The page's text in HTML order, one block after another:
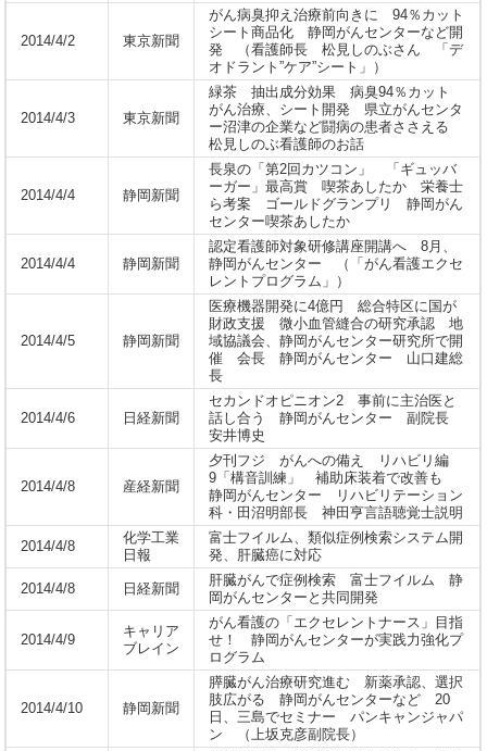
2014/4/2 東京新聞
がん病臭抑え治療前向きに 94％カット
シート商品化 静岡がんセンターなど開
発 （看護師長 松見しのぶさん 「デ
オドラント”ケア”シート」）
2014/4/3 東京新聞
緑茶 抽出成分効果 病臭94％カット
がん治療、シート開発 県立がんセンタ
ー沼津の企業など闘病の患者ささえる
松見しのぶ看護師のお話
2014/4/4 静岡新聞
長泉の「第2回カツコン」 「ギュッバ
ーガー」最高賞 喫茶あしたか 栄養士
ら考案 ゴールドグランプリ 静岡がん
センター喫茶あしたか
2014/4/4 静岡新聞
認定看護師対象研修講座開講へ 8月、
静岡がんセンター （「がん看護エクセ
レントプログラム」）
2014/4/5 静岡新聞
医療機器開発に4億円 総合特区に国が
財政支援 微小血管縫合の研究承認 地
域協議会、静岡がんセンター研究所で開
催 会長 静岡がんセンター 山口建総
長
2014/4/6 日経新聞
セカンドオピニオン2 事前に主治医と
話し合う 静岡がんセンター 副院長
安井博史
2014/4/8 産経新聞
夕刊フジ がんへの備え リハビリ編
9「構音訓練」 補助床装着で改善も
静岡がんセンター リハビリテーション
科・田沼明部長 神田亨言語聴覚士説明
2014/4/8
化学工業
日報
富士フイルム、類似症例検索システム開
発、肝臓癌に対応
2014/4/8 日経新聞
肝臓がんで症例検索 富士フイルム 静
岡がんセンターと共同開発
2014/4/9
キャリア
ブレイン
がん看護の「エクセレントナース」目指
せ！ 静岡がんセンターが実践力強化プ
ログラム
2014/4/10 静岡新聞
膵臓がん治療研究進む 新薬承認、選択
肢広がる 静岡がんセンターなど 20
日、三島でセミナー パンキャンジャパ
ン （上坂克彦副院長）